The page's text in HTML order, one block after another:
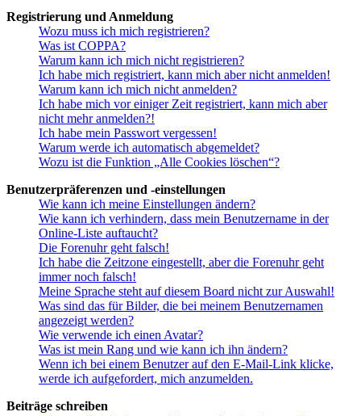
Registrierung und Anmeldung
Wozu muss ich mich registrieren?
Was ist COPPA?
Warum kann ich mich nicht registrieren?
Ich habe mich registriert, kann mich aber nicht anmelden!
Warum kann ich mich nicht anmelden?
Ich habe mich vor einiger Zeit registriert, kann mich aber
nicht mehr anmelden?!
Ich habe mein Passwort vergessen!
Warum werde ich automatisch abgemeldet?
Wozu ist die Funktion „Alle Cookies löschen“?
Benutzerpräferenzen und -einstellungen
Wie kann ich meine Einstellungen ändern?
Wie kann ich verhindern, dass mein Benutzername in der
Online-Liste auftaucht?
Die Forenuhr geht falsch!
Ich habe die Zeitzone eingestellt, aber die Forenuhr geht
immer noch falsch!
Meine Sprache steht auf diesem Board nicht zur Auswahl!
Was sind das für Bilder, die bei meinem Benutzernamen
angezeigt werden?
Wie verwende ich einen Avatar?
Was ist mein Rang und wie kann ich ihn ändern?
Wenn ich bei einem Benutzer auf den E-Mail-Link klicke,
werde ich aufgefordert, mich anzumelden.
Beiträge schreiben